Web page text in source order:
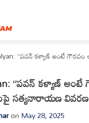
“పవన్‌ కళ్యాణ్‌ అంటే
“పవన్‌ కళ్యాణ్‌
సత్యనారాయణ వివరణ
on May 28, 2025